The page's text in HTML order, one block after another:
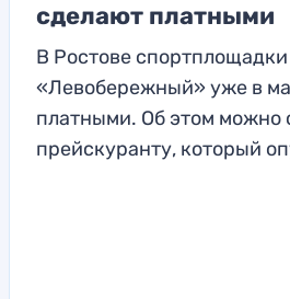
сделают платными
В Ростове
«Левобережный» уже в
платными. Об этом можно
прейскуранту, который